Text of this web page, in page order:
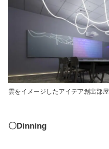
雲をイメージしたアイデア創出部屋
〇Dinning